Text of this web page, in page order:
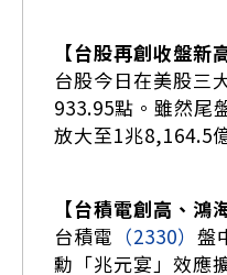
【台股再創收盤新
台股今日在美股三
933.95點。雖然尾
放大至1兆8,164.5
【台積電創高、鴻
台積電 （2330） 盤
勳「兆元宴」效應